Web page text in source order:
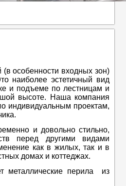
особенности входных зон)
наиболее эстетичный вид
и подъеме по лестницам и
высоте. Наша компания
индивидуальным проектам,
и довольно стильно,
перед другими видами
как в жилых, так и в
домах и коттеджах.
металлические перила из